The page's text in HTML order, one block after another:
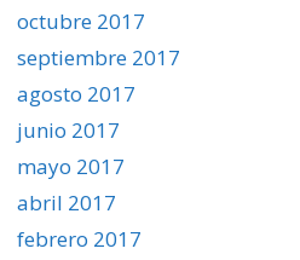
octubre 2017
septiembre 2017
agosto 2017
junio 2017
mayo 2017
abril 2017
febrero 2017